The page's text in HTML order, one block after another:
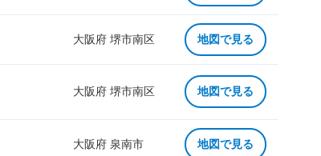
大阪府 堺市南区 地図で見る
大阪府 堺市南区 地図で見る
大阪府 泉南市 地図で見る